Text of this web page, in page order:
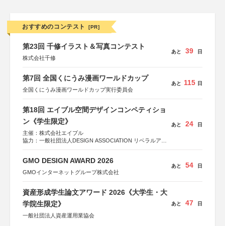
おすすめのコンテスト [PR]
第23回 千修イラスト＆写真コンテスト
株式会社千修
あと 39 日
第7回 全国くにうみ漫画ワールドカップ
全国くにうみ漫画ワールドカップ実行委員会
あと 115 日
第18回 エイブル空間デザインコンペティショ
ン《学生限定》
主催：株式会社エイブル
協力：一般社団法人DESIGN ASSOCIATION リベラルアー
あと 24 日
GMO DESIGN AWARD 2026
GMOインターネットグループ株式会社
あと 54 日
資産形成学生論文アワード 2026《大学生・大
学院生限定》
一般社団法人資産運用業協会
あと 47 日